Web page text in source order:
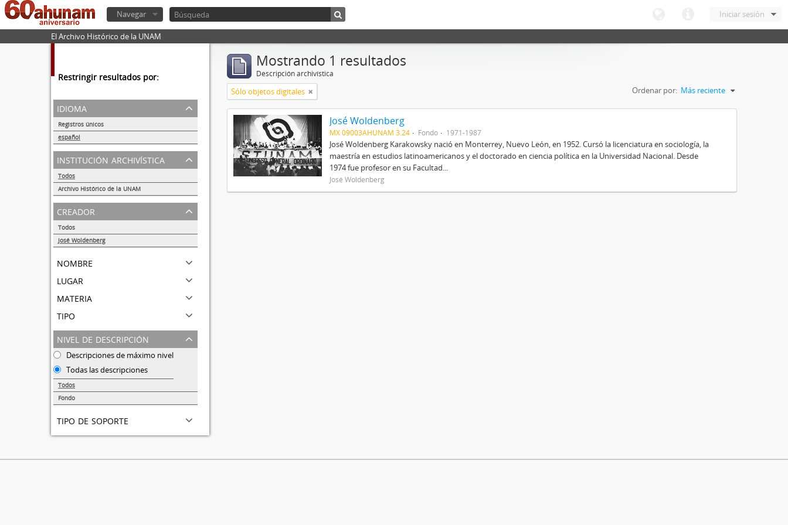
Iniciar sesión
Navegar
El Archivo Histórico de la UNAM
Restringir resultados por:
idioma
Registros únicos
español
1
institución archivística
Todos
Archivo Histórico de la UNAM
1
creador
Todos
José Woldenberg
nombre
lugar
materia
tipo
nivel de descripción
Descripciones de máximo nivel
Todas las descripciones
Todos
Fondo
tipo de soporte
Mostrando 1 resultados
Descripción archivística
Sólo objetos digitales Ordenar por: Más reciente
José Woldenberg
MX 09003AHUNAM 3.24 Fondo 1971-1987
José Woldenberg Karakowsky nació en Monterrey, Nuevo León, en 1952. Cursó la licenciatura en sociología, la
maestría en estudios latinoamericanos y el doctorado en ciencia política en la Universidad Nacional. Desde
1974 fue profesor en su Facultad...
José Woldenberg